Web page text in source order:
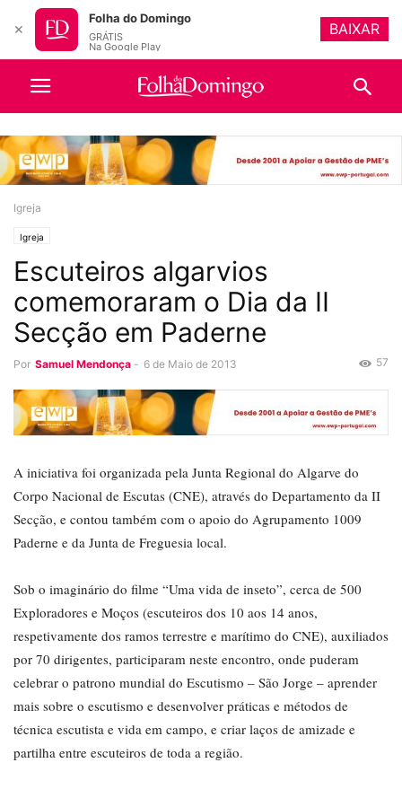
Igreja
Igreja
Escuteiros algarvios
comemoraram o Dia da II
Secção em Paderne
Por Samuel Mendonça - 6 de Maio de 2013 57
A iniciativa foi organizada pela Junta Regional do Algarve do
Corpo Nacional de Escutas (CNE), através do Departamento da II
Secção, e contou também com o apoio do Agrupamento 1009
Paderne e da Junta de Freguesia local.
Sob o imaginário do filme “Uma vida de inseto”, cerca de 500
Exploradores e Moços (escuteiros dos 10 aos 14 anos,
respetivamente dos ramos terrestre e marítimo do CNE), auxiliados
por 70 dirigentes, participaram neste encontro, onde puderam
celebrar o patrono mundial do Escutismo – São Jorge – aprender
mais sobre o escutismo e desenvolver práticas e métodos de
técnica escutista e vida em campo, e criar laços de amizade e
partilha entre escuteiros de toda a região.
✕
Folha do Domingo
GRÁTIS
Na Google Play
BAIXAR